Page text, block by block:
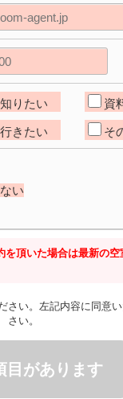
りたい 資
きたい そ
い
頂いた場合は最新の
さい。左記内容に同意
さい。
目があります